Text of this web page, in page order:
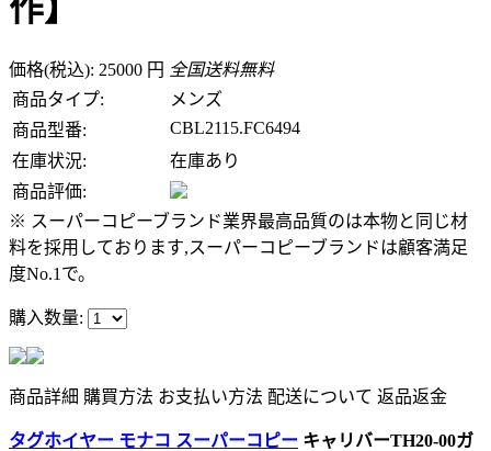
作】
価格(税込): 25000 円 全国送料無料
商品タイプ:
メンズ
商品型番:
CBL2115.FC6494
在庫状況:
在庫あり
商品評価:
※ スーパーコピーブランド業界最高品質のは本物と同じ材
料を採用しております,スーパーコピーブランドは顧客満足
度No.1で。
購入数量:
商品詳細 購買方法 お支払い方法 配送について 返品返金
タグホイヤー モナコ スーパーコピー キャリバーTH20-00ガ